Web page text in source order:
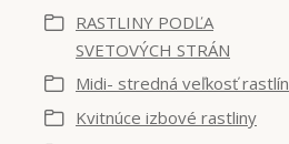
RASTLINY PODĽA
SVETOVÝCH STRÁN
Midi- stredná veľkosť rastlín
Kvitnúce izbové rastliny